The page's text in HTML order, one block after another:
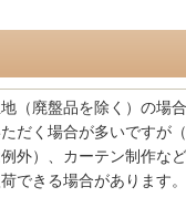
（廃盤品を除く）の場
だく場合が多いですが
外）、カーテン制作な
できる場合があります